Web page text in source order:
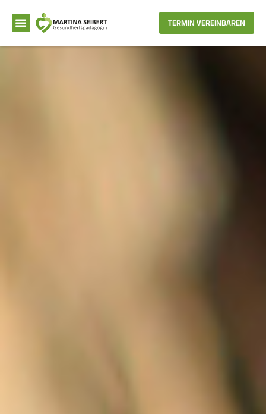
TERMIN VEREINBAREN